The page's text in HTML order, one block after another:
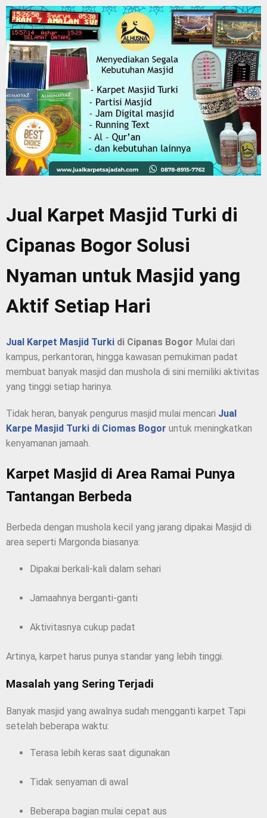
Jual Karpet Masjid Turki di
Cipanas Bogor Solusi
Nyaman untuk Masjid yang
Aktif Setiap Hari
Jual Karpet Masjid Turki di Cipanas Bogor Mulai dari
kampus, perkantoran, hingga kawasan pemukiman padat
membuat banyak masjid dan mushola di sini memiliki aktivitas
yang tinggi setiap harinya.
Tidak heran, banyak pengurus masjid mulai mencari Jual
Karpe Masjid Turki di Ciomas Bogor untuk meningkatkan
kenyamanan jamaah.
Karpet Masjid di Area Ramai Punya
Tantangan Berbeda
Berbeda dengan mushola kecil yang jarang dipakai Masjid di
area seperti Margonda biasanya:
Dipakai berkali-kali dalam sehari
Jamaahnya berganti-ganti
Aktivitasnya cukup padat
Artinya, karpet harus punya standar yang lebih tinggi.
Masalah yang Sering Terjadi
Banyak masjid yang awalnya sudah mengganti karpet Tapi
setelah beberapa waktu:
Terasa lebih keras saat digunakan
Tidak senyaman di awal
Beberapa bagian mulai cepat aus